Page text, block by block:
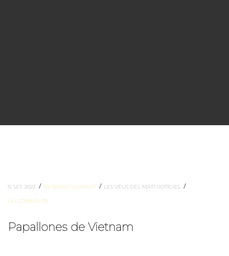
15 SET. 2023 / BY RADIO VILAFANT / LES VEUS DEL MATÍ NOTÍCIES /
NO COMMENTS
Papallones de Vietnam